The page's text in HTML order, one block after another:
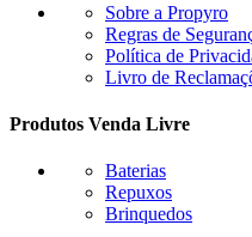
Sobre a Propyro
Regras de
Política de
Livro de
Produtos Venda Livre
Baterias
Repuxos
Brinquedos